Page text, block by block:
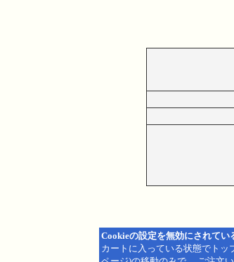
Cookieの設定を無効にされてい
カートに入っている状態でト